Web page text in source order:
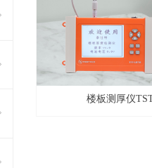
楼板测厚仪